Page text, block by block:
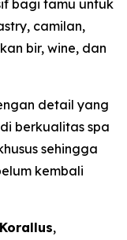
bagi tamu untuk
camilan,
bir, wine, dan
detail yang
berkualitas spa
sehingga
kembali
,